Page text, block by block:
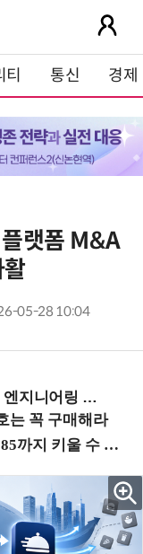
통신 경제
랫폼 M&A
05-28 10:04
(8/20 신논현역)